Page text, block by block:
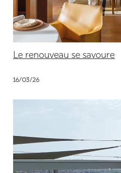
Le renouveau se savoure
16/03/26